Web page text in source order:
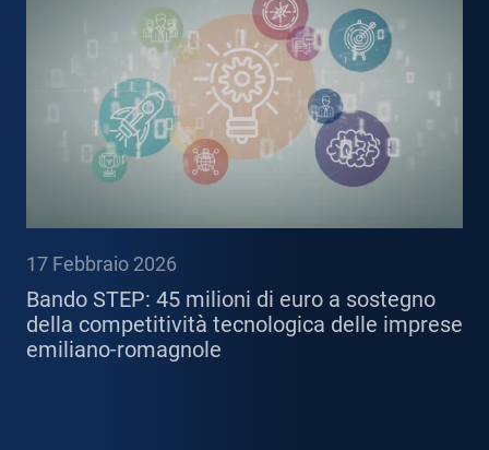
17 Febbraio 2026
Bando STEP: 45 milioni di euro a sostegno
della competitività tecnologica delle imprese
emiliano-romagnole